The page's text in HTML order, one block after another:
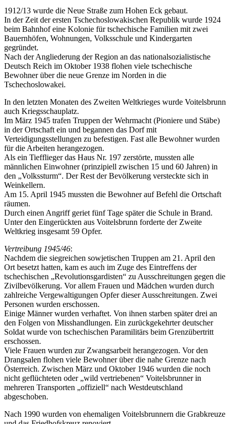
1912/13 wurde die Neue Straße zum Hohen Eck gebaut.
In der Zeit der ersten Tschechoslowakischen Republik wurde 1924
beim Bahnhof eine Kolonie für tschechische Familien mit zwei
Bauernhöfen, Wohnungen, Volksschule und Kindergarten
gegründet.
Nach der Angliederung der Region an das nationalsozialistische
Deutsch Reich im Oktober 1938 flohen viele tschechische
Bewohner über die neue Grenze im Norden in die
Tschechoslowakei.
In den letzten Monaten des Zweiten Weltkrieges wurde Voitelsbrunn
auch Kriegsschauplatz.
Im März 1945 trafen Truppen der Wehrmacht (Pioniere und Stäbe)
in der Ortschaft ein und begannen das Dorf mit
Verteidigungsstellungen zu befestigen. Fast alle Bewohner wurden
für die Arbeiten herangezogen.
Als ein Tiefflieger das Haus Nr. 197 zerstörte, mussten alle
männlichen Einwohner (prinzipiell zwischen 15 und 60 Jahren) in
den „Volkssturm“. Der Rest der Bevölkerung versteckte sich in
Weinkellern.
Am 15. April 1945 mussten die Bewohner auf Befehl die Ortschaft
räumen.
Durch einen Angriff geriet fünf Tage später die Schule in Brand.
Unter den Eingerückten aus Voitelsbrunn forderte der Zweite
Weltkrieg insgesamt 59 Opfer.
Vertreibung 1945/46:
Nachdem die siegreichen sowjetischen Truppen am 21. April den
Ort besetzt hatten, kam es auch im Zuge des Eintreffens der
tschechischen „Revolutionsgardisten“ zu Ausschreitungen gegen die
Zivilbevölkerung. Vor allem Frauen und Mädchen wurden durch
zahlreiche Vergewaltigungen Opfer dieser Ausschreitungen. Zwei
Personen wurden erschossen.
Einige Männer wurden verhaftet. Von ihnen starben später drei an
den Folgen von Misshandlungen. Ein zurückgekehrter deutscher
Soldat wurde von tschechischen Paramilitärs beim Grenzübertritt
erschossen.
Viele Frauen wurden zur Zwangsarbeit herangezogen. Vor den
Drangsalen flohen viele Bewohner über die nahe Grenze nach
Österreich. Zwischen März und Oktober 1946 wurden die noch
nicht geflüchteten oder „wild vertriebenen“ Voitelsbrunner in
mehreren Transporten „offiziell“ nach Westdeutschland
abgeschoben.
Nach 1990 wurden von ehemaligen Voitelsbrunnern die Grabkreuze